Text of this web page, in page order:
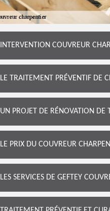
INTERVENTION COUVREUR
LE TRAITEMENT PRÉVENTIF DE
UN PROJET DE RÉNOVATION DE
LE PRIX DU COUVREUR
LES SERVICES DE GEFTEY